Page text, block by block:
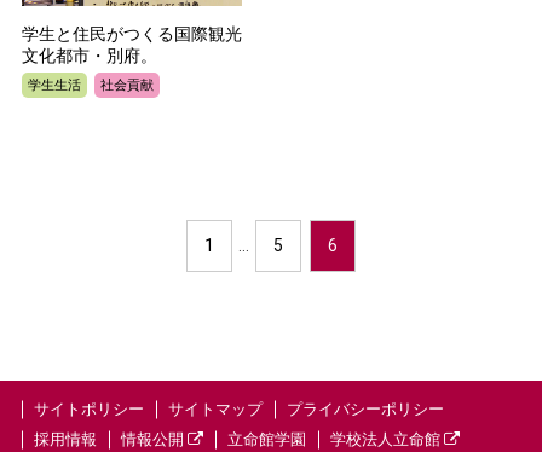
学生と住民がつくる国際観光
文化都市・別府。
学生生活 社会貢献
1 5 6
サイトポリシー サイトマップ
プライバシーポリシー
採用情報
情報公開 立命館学園 学校法人立命館